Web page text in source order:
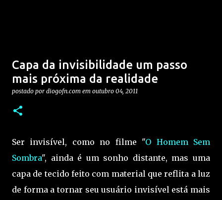
Capa da invisibilidade um passo
mais próxima da realidade
postado por diogofn.com em outubro 04, 2011
Ser invisível, como no filme "O Homem Sem
Sombra", ainda é um sonho distante, mas uma
capa de tecido feito com material que reflita a luz
de forma a tornar seu usuário invisível está mais